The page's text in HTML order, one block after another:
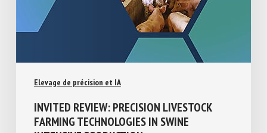
Elevage de précision et IA